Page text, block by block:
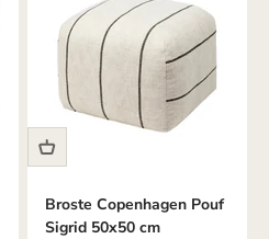
Broste Copenhagen Pouf
Sigrid 50x50 cm